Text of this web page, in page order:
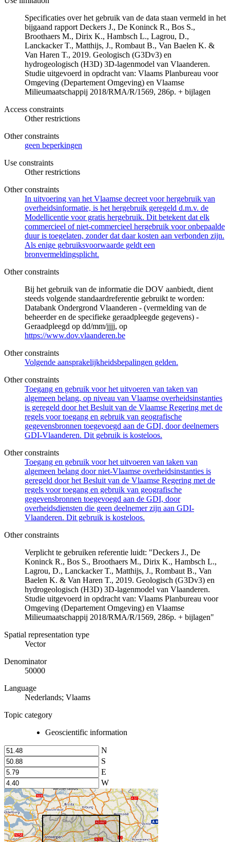
Specificaties over het gebruik van de data staan vermeld in het
bijgaand rapport Deckers J., De Koninck R., Bos S.,
Broothaers M., Dirix K., Hambsch L., Lagrou, D.,
Lanckacker T., Matthijs, J., Rombaut B., Van Baelen K. &
Van Haren T., 2019. Geologisch (G3Dv3) en
hydrogeologisch (H3D) 3D-lagenmodel van Vlaanderen.
Studie uitgevoerd in opdracht van: Vlaams Planbureau voor
Omgeving (Departement Omgeving) en Vlaamse
Milieumaatschappij 2018/RMA/R/1569, 286p. + bijlagen
Access constraints
Other restrictions
Other constraints
geen beperkingen
Use constraints
Other restrictions
Other constraints
In uitvoering van het Vlaamse decreet voor hergebruik van
overheidsinformatie, is het hergebruik geregeld d.m.v. de
Modellicentie voor gratis hergebruik. Dit betekent dat elk
commercieel of niet-commercieel hergebruik voor onbepaalde
duur is toegelaten, zonder dat daar kosten aan verbonden zijn.
Als enige gebruiksvoorwaarde geldt een
bronvermeldingsplicht.
Other constraints
Bij het gebruik van de informatie die DOV aanbiedt, dient
steeds volgende standaardreferentie gebruikt te worden:
Databank Ondergrond Vlaanderen - (vermelding van de
beheerder en de specifieke geraadpleegde gegevens) -
Geraadpleegd op dd/mm/jjjj, op
https://www.dov.vlaanderen.be
Other constraints
Volgende aansprakelijkheidsbepalingen gelden.
Other constraints
Toegang en gebruik voor het uitvoeren van taken van
algemeen belang, op niveau van Vlaamse overheidsinstanties
is geregeld door het Besluit van de Vlaamse Regering met de
regels voor toegang en gebruik van geografische
gegevensbronnen toegevoegd aan de GDI, door deelnemers
GDI-Vlaanderen. Dit gebruik is kosteloos.
Other constraints
Toegang en gebruik voor het uitvoeren van taken van
algemeen belang door niet-Vlaamse overheidsinstanties is
geregeld door het Besluit van de Vlaamse Regering met de
regels voor toegang en gebruik van geografische
gegevensbronnen toegevoegd aan de GDI, door
overheidsdiensten die geen deelnemer zijn aan GDI-
Vlaanderen. Dit gebruik is kosteloos.
Other constraints
Verplicht te gebruiken referentie luidt: "Deckers J., De
Koninck R., Bos S., Broothaers M., Dirix K., Hambsch L.,
Lagrou, D., Lanckacker T., Matthijs, J., Rombaut B., Van
Baelen K. & Van Haren T., 2019. Geologisch (G3Dv3) en
hydrogeologisch (H3D) 3D-lagenmodel van Vlaanderen.
Studie uitgevoerd in opdracht van: Vlaams Planbureau voor
Omgeving (Departement Omgeving) en Vlaamse
Milieumaatschappij 2018/RMA/R/1569, 286p. + bijlagen"
Spatial representation type
Vector
Denominator
50000
Language
Nederlands; Vlaams
Topic category
Geoscientific information
N
S
E
W